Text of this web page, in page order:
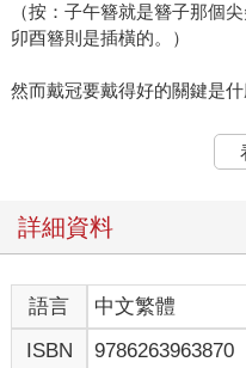
（按：子午簪就是簪子那個
卯酉簪則是插橫的。）
然而戴冠要戴得好的關鍵是什
職地位的道冠也沒辦法牢牢
型社死現場。
退一百萬步講，就算不是純
詳細資料
語言 中文繁體
ISBN
9786263963870